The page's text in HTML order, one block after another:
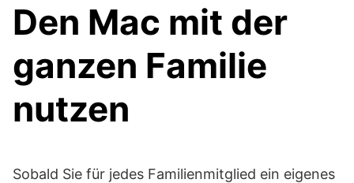
Den Mac mit der
ganzen Familie
nutzen
Sobald Sie für jedes Familienmitglied ein eigenes